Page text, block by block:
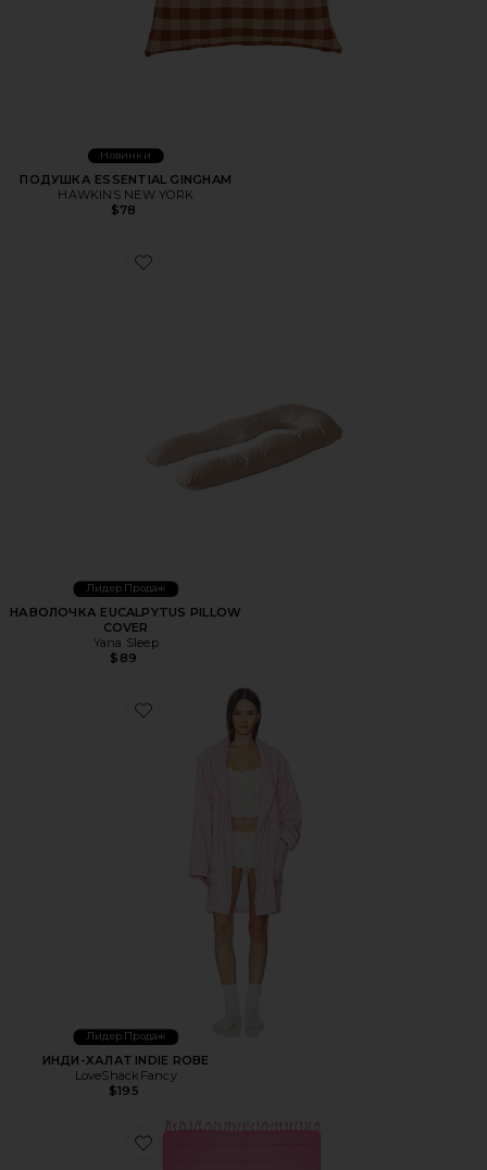
Новинки
ПОДУШКА ESSENTIAL GINGHAM
HAWKINS NEW YORK
$78
Favorite НАВОЛОЧКА EUCALPYTUS PILLOW COVER
Лидер Продаж
НАВОЛОЧКА EUCALPYTUS PILLOW
COVER
Yana Sleep
$89
Favorite ИНДИ-ХАЛАТ INDIE ROBE
Лидер Продаж
ИНДИ-ХАЛАТ INDIE ROBE
LoveShackFancy
$195
Favorite ПЛЯЖНОЕ ПОЛОТЕНЦЕ SAND FREE BEACH